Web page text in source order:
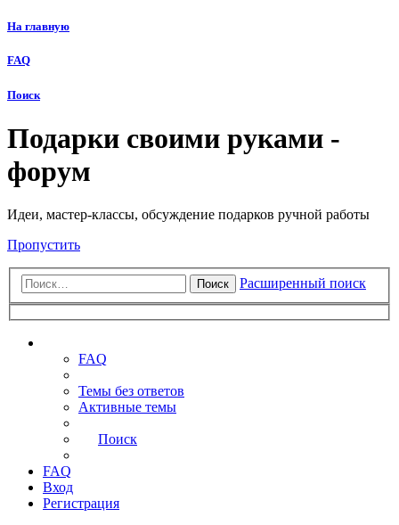
На главную
FAQ
Поиск
Подарки своими руками -
форум
Идеи, мастер-классы, обсуждение подарков ручной работы
Пропустить
Поиск Расширенный поиск
FAQ
Темы без ответов
Активные темы
Поиск
FAQ
Вход
Регистрация